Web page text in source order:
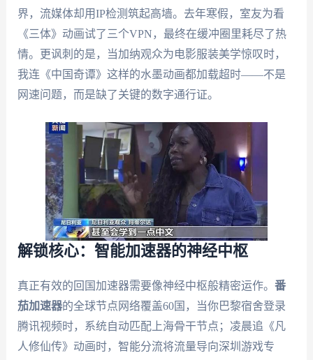
界，流媒体却用IP检测筑起高墙。去年寒假，室友为看
《三体》动画试了三个VPN，最终在缓冲圈里耗尽了热
情。更讽刺的是，当加纳观众为电影服装美学惊叹时，
我连《中国奇谭》这样的水墨动画都加载超时——不是
网速问题，而是缺了关键的数字通行证。
解锁核心：智能加速器的神经中枢
真正有效的回国加速器需要像神经中枢般精密运作。 番
茄加速器的全球节点网络覆盖60国，当你巴黎宿舍登录
腾讯视频时，系统自动匹配上海骨干节点；凌晨追《凡
人修仙传》动画时，智能分流将流量导向深圳游戏专